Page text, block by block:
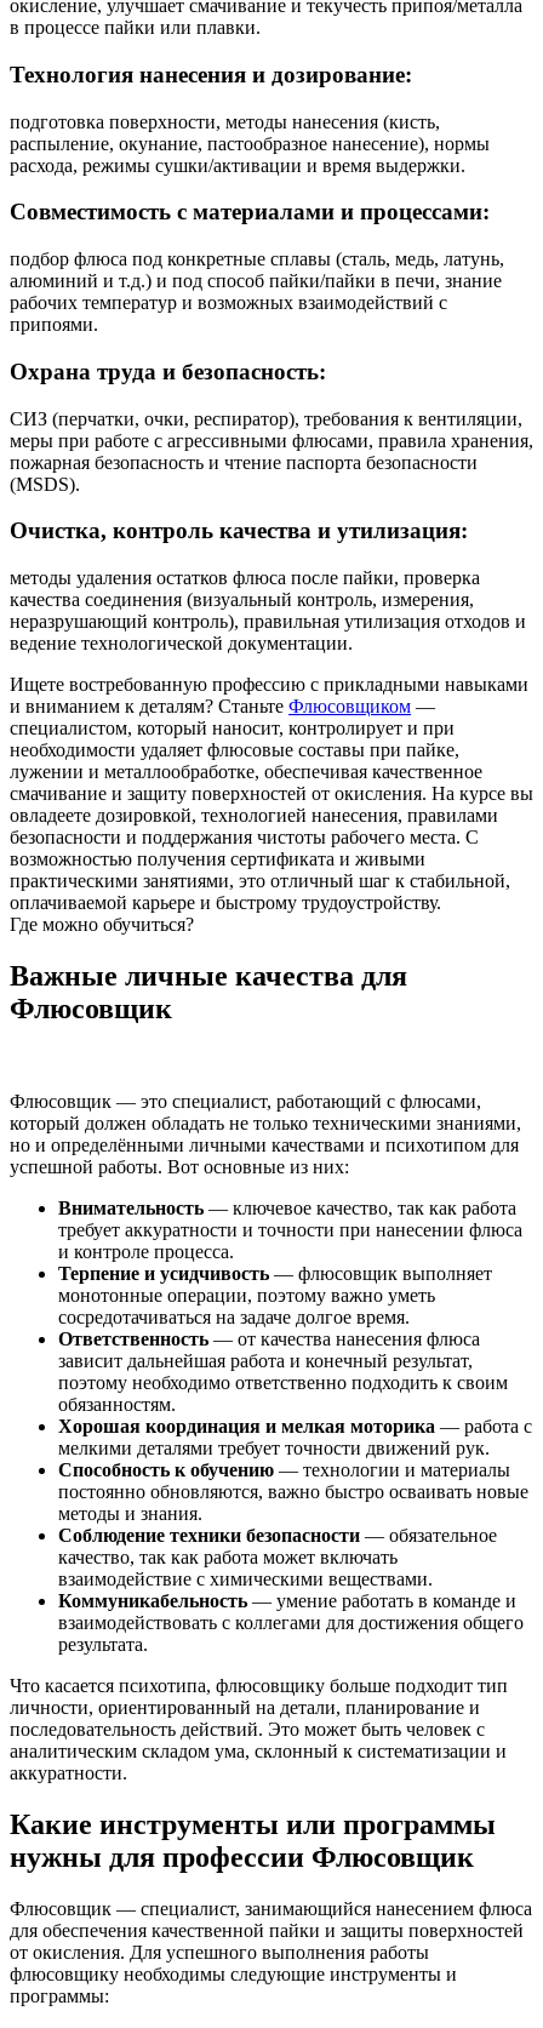
окисление, улучшает смачивание и текучесть припоя/металла
в процессе пайки или плавки.
Технология нанесения и дозирование:
подготовка поверхности, методы нанесения (кисть,
распыление, окунание, пастообразное нанесение), нормы
расхода, режимы сушки/активации и время выдержки.
Совместимость с материалами и процессами:
подбор флюса под конкретные сплавы (сталь, медь, латунь,
алюминий и т.д.) и под способ пайки/пайки в печи, знание
рабочих температур и возможных взаимодействий с
припоями.
Охрана труда и безопасность:
СИЗ (перчатки, очки, респиратор), требования к вентиляции,
меры при работе с агрессивными флюсами, правила хранения,
пожарная безопасность и чтение паспорта безопасности
(MSDS).
Очистка, контроль качества и утилизация:
методы удаления остатков флюса после пайки, проверка
качества соединения (визуальный контроль, измерения,
неразрушающий контроль), правильная утилизация отходов и
ведение технологической документации.
Ищете востребованную профессию с прикладными навыками
и вниманием к деталям? Станьте Флюсовщиком —
специалистом, который наносит, контролирует и при
необходимости удаляет флюсовые составы при пайке,
лужении и металлообработке, обеспечивая качественное
смачивание и защиту поверхностей от окисления. На курсе вы
овладеете дозировкой, технологией нанесения, правилами
безопасности и поддержания чистоты рабочего места. С
возможностью получения сертификата и живыми
практическими занятиями, это отличный шаг к стабильной,
оплачиваемой карьере и быстрому трудоустройству.
Где можно обучиться?
Важные личные качества для
Флюсовщик
Флюсовщик — это специалист, работающий с флюсами,
который должен обладать не только техническими знаниями,
но и определёнными личными качествами и психотипом для
успешной работы. Вот основные из них:
Внимательность — ключевое качество, так как работа
требует аккуратности и точности при нанесении флюса
и контроле процесса.
Терпение и усидчивость — флюсовщик выполняет
монотонные операции, поэтому важно уметь
сосредотачиваться на задаче долгое время.
Ответственность — от качества нанесения флюса
зависит дальнейшая работа и конечный результат,
поэтому необходимо ответственно подходить к своим
обязанностям.
Хорошая координация и мелкая моторика — работа с
мелкими деталями требует точности движений рук.
Способность к обучению — технологии и материалы
постоянно обновляются, важно быстро осваивать новые
методы и знания.
Соблюдение техники безопасности — обязательное
качество, так как работа может включать
взаимодействие с химическими веществами.
Коммуникабельность — умение работать в команде и
взаимодействовать с коллегами для достижения общего
результата.
Что касается психотипа, флюсовщику больше подходит тип
личности, ориентированный на детали, планирование и
последовательность действий. Это может быть человек с
аналитическим складом ума, склонный к систематизации и
аккуратности.
Какие инструменты или программы
нужны для профессии Флюсовщик
Флюсовщик — специалист, занимающийся нанесением флюса
для обеспечения качественной пайки и защиты поверхностей
от окисления. Для успешного выполнения работы
флюсовщику необходимы следующие инструменты и
программы: